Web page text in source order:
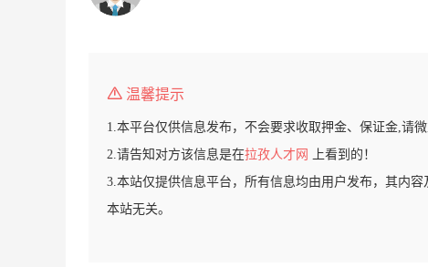
温馨提示
1.本平台仅供信息发布，不会要求收取押金、保证金,请微
2.请告知对方该信息是在拉孜人才网
上看到的！
3.本站仅提供信息平台，所有信息均由用户发布，其内
本站无关。